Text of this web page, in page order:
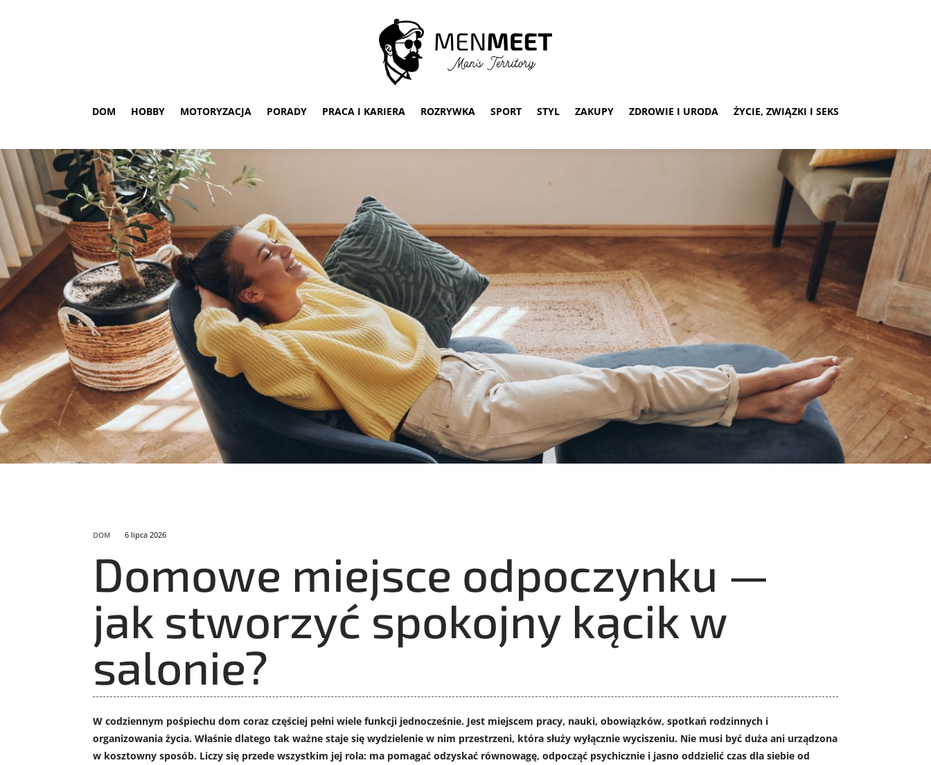
DOM HOBBY MOTORYZACJA PORADY PRACA I KARIERA ROZRYWKA SPORT STYL ZAKUPY ZDROWIE I URODA ŻYCIE, ZWIĄZKI I SEKS
DOM 6 lipca 2026
Domowe miejsce odpoczynku —
jak stworzyć spokojny kącik w
salonie?
W codziennym pośpiechu dom coraz częściej pełni wiele funkcji jednocześnie. Jest miejscem pracy, nauki, obowiązków, spotkań rodzinnych i
organizowania życia. Właśnie dlatego tak ważne staje się wydzielenie w nim przestrzeni, która służy wyłącznie wyciszeniu. Nie musi być duża ani urządzona
w kosztowny sposób. Liczy się przede wszystkim jej rola: ma pomagać odzyskać równowagę, odpocząć psychicznie i jasno oddzielić czas dla siebie od